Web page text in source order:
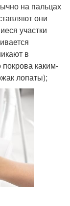
на пальцах
они
участки
в
покрова каким-
лопаты);